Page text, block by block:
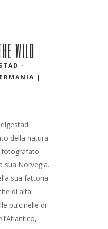
WILD
-
|
della natura
fotografato
sua Norvegia.
sua fattoria
di alta
pulcinelle di